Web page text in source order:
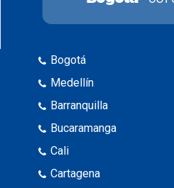
Bogotá
Medellín
Barranquilla
Bucaramanga
Cali
Cartagena